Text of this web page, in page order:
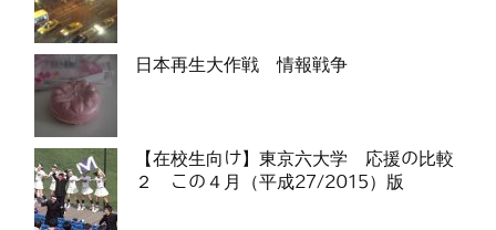
日本再生大作戦 情報戦争
【在校生向け】東京六大学 応援の比較
２ この４月（平成27/2015）版